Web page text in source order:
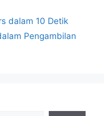
dalam 10 Detik
Pengambilan